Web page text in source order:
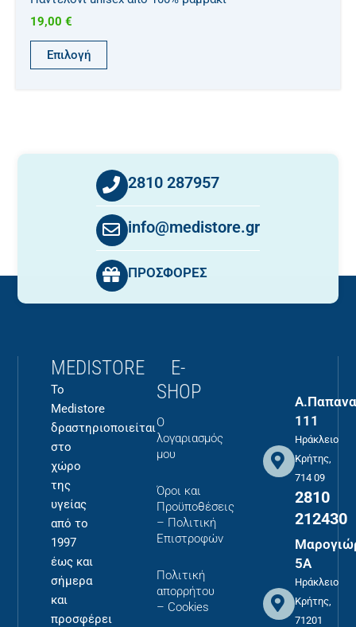
19,00 €
Επιλογή
2810 287957
info@medistore.gr
ΠΡΟΣΦΟΡΕΣ
MEDISTORE
Το
Medistore
δραστηριοποιείται
στο
χώρο
της
υγείας
από το
1997
έως και
σήμερα
και
προσφέρει
E-
SHOP
Ο
λογαριασμός
μου
Όροι και
Προϋποθέσεις
– Πολιτική
Επιστροφών
Πολιτική
απορρήτου
– Cookies
111
Ηράκλειο
Κρήτης,
714 09
2810
212430
5Α
Ηράκλειο
Κρήτης,
71201